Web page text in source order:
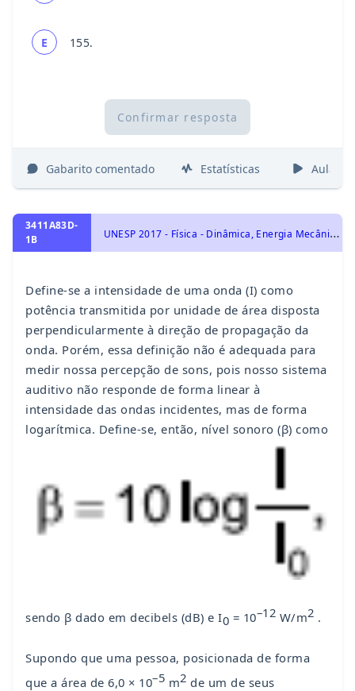
E 155.
Confirmar resposta
Gabarito comentado Estatísticas Aulas
3411A83D-
1B
U
NESP 2017 - Física - Dinâmica, Energia Mecânica e sua Conservação, Acústica
Define-se a intensidade de uma onda (I) como
potência transmitida por unidade de área disposta
perpendicularmente à direção de propagação da
onda. Porém, essa definição não é adequada para
medir nossa percepção de sons, pois nosso sistema
auditivo não responde de forma linear à
intensidade das ondas incidentes, mas de forma
logarítmica. Define-se, então, nível sonoro (β) como
sendo β dado em decibels (dB) e I0 = 10–12 W/m2 .
Supondo que uma pessoa, posicionada de forma
que a área de 6,0 × 10–5 m2 de um de seus